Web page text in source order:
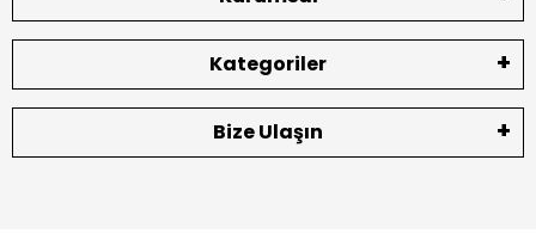
Kategoriler
Bize Ulaşın